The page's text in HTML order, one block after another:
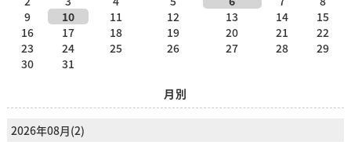
9
10 11 12 13 14
15
16
17 18 19 20 21
22
23
24 25 26 27 28
29
30
31
月別
2026年08月(2)